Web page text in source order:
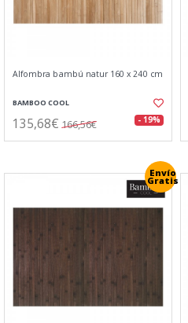
Alfombra bambú natur 160 x 240 cm
BAMBOO COOL
135,68€ 166,56€ - 19%
Envío
Gratis